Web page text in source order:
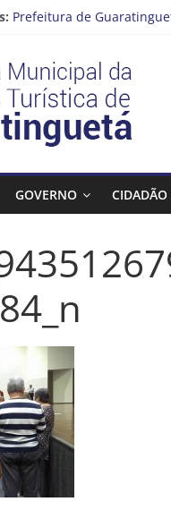
Prefeitura de
Cinema Pontos MIS |
Neste sábado (08), a
A Operação Cata
GOVERNO CIDADÃO